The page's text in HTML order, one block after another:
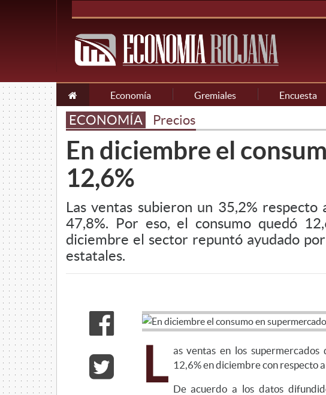
Economía Gremiales Encuesta
ECONOMÍA Precios
En diciembre el
12,6%
Las ventas subieron un 35,2%
47,8%. Por eso, el consumo quedó
diciembre el sector repuntó ayudado
estatales.
L as ventas en los
12,6% en diciembre con respecto
De acuerdo a los datos